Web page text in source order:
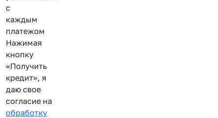
с
каждым
платежом
Нажимая
кнопку
«Получить
кредит», я
даю свое
согласие на
обработку